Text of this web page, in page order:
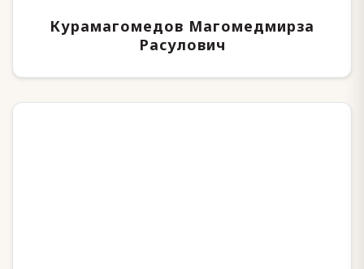
Курамагомедов Магомедмирза
Расулович